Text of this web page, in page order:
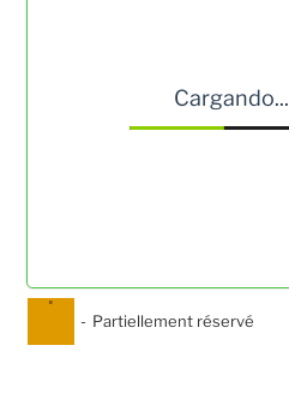
Cargando...
·
- Partiellement réservé